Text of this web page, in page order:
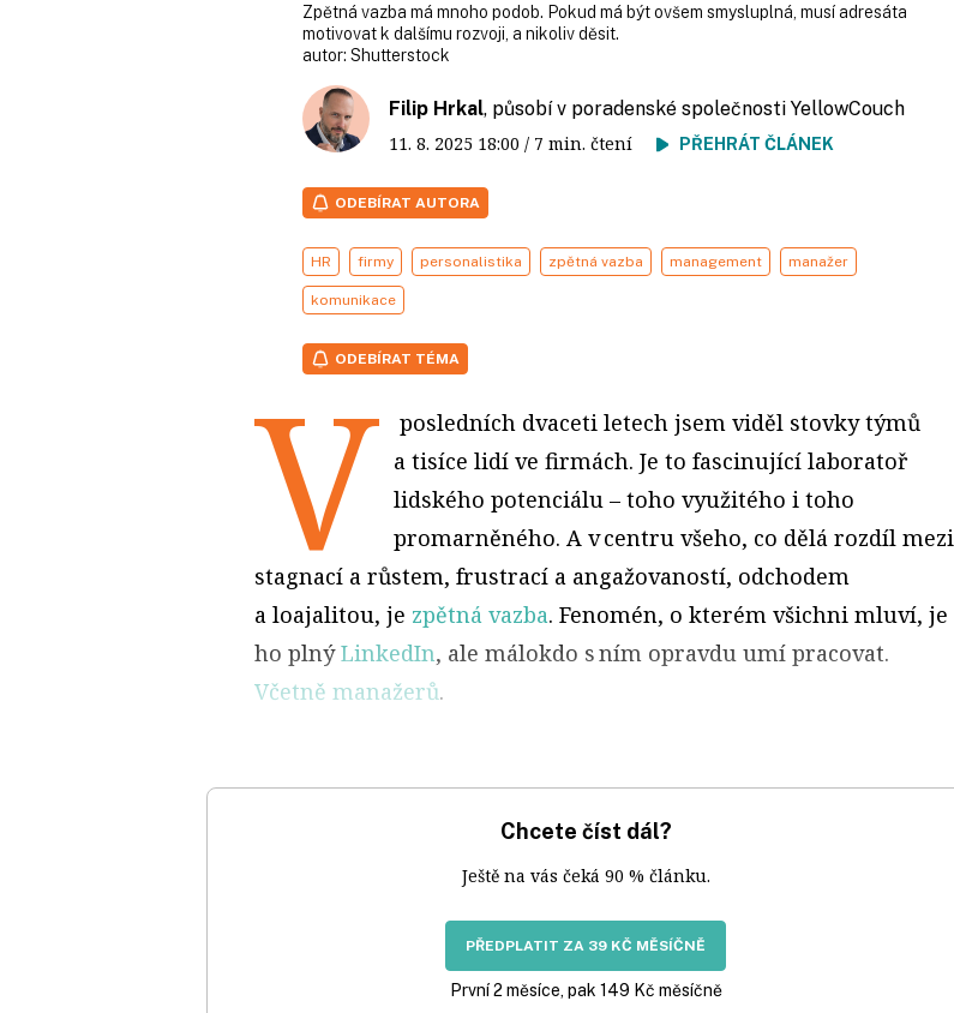
Zpětná vazba má mnoho podob. Pokud má být ovšem smysluplná, musí adresáta
motivovat k dalšímu rozvoji, a nikoliv děsit.
autor: Shutterstock
Filip Hrkal, působí v poradenské společnosti YellowCouch
11. 8. 2025 18:00 / 7 min. čtení PŘEHRÁT ČLÁNEK
ODEBÍRAT AUTORA
HR firmy personalistika zpětná vazba management manažer
komunikace
ODEBÍRAT TÉMA
V
posledních dvaceti letech jsem viděl stovky týmů
a tisíce lidí ve firmách. Je to fascinující laboratoř
lidského potenciálu – toho využitého i toho
promarněného. A v centru všeho, co dělá rozdíl mezi
stagnací a růstem, frustrací a angažovaností, odchodem
a loajalitou, je zpětná vazba. Fenomén, o kterém všichni mluví, je
ho plnýLinkedIn, ale málokdo s ním opravdu umí pracovat.
Včetně manažerů.
Chcete číst dál?
Ještě na vás čeká 90 % článku.
PŘEDPLATIT ZA 39 KČ MĚSÍČNĚ
První 2 měsíce, pak 149 Kč měsíčně